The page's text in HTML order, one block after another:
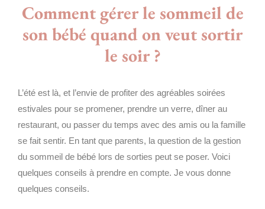
Comment gérer le sommeil de
son bébé quand on veut sortir
le soir ?
L’été est là, et l’envie de profiter des agréables soirées
estivales pour se promener, prendre un verre, dîner au
restaurant, ou passer du temps avec des amis ou la famille
se fait sentir. En tant que parents, la question de la gestion
du sommeil de bébé lors de sorties peut se poser. Voici
quelques conseils à prendre en compte. Je vous donne
quelques conseils.